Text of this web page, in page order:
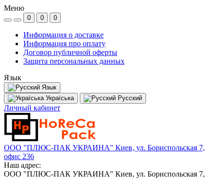
Меню
0 0 0
Информация о доставке
Информация про оплату
Договор публичной оферты
Защита персональных данных
Язык
Язык
Україська
Русский
Личный кабинет
ООО "ПЛЮС-ПАК УКРАИНА" Киев, ул. Бориспольская 7,
офис 236
Наш адрес:
ООО "ПЛЮС-ПАК УКРАИНА" Киев, ул. Бориспольская 7,